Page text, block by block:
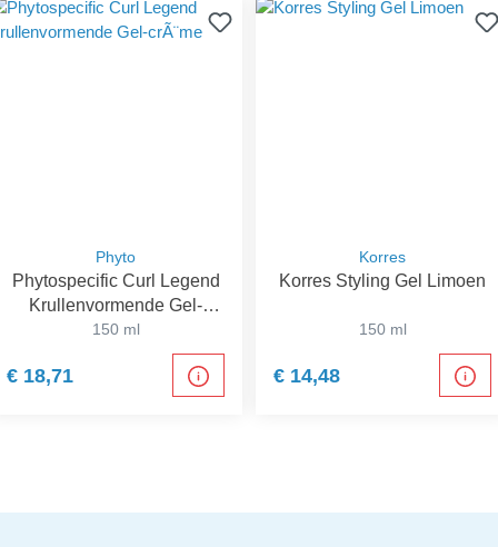
Phyto
Phytospecific Curl Legend
Krullenvormende Gel-
crème
150 ml
€ 18,71
Korres
Korres Styling Gel Limoen
150 ml
€ 14,48